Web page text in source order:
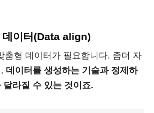
데이터(Data align)
춤형 데이터가 필요합니다. 좀더 자
데이터를 생성하는 기술과 정제하
달라질 수 있는 것이죠.